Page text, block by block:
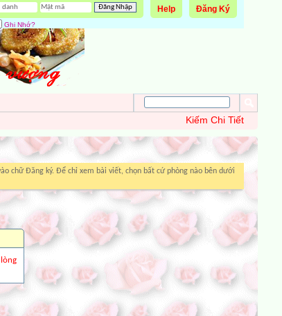
Đăng Ký
Help
Ghi Nhớ?
Kiếm Chi Tiết
chữ Đăng ký. Để chỉ xem bài viết, chọn bất cứ phòng nào bên dưới